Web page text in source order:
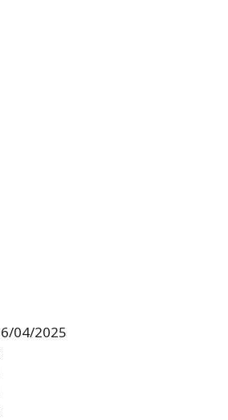
04/2025